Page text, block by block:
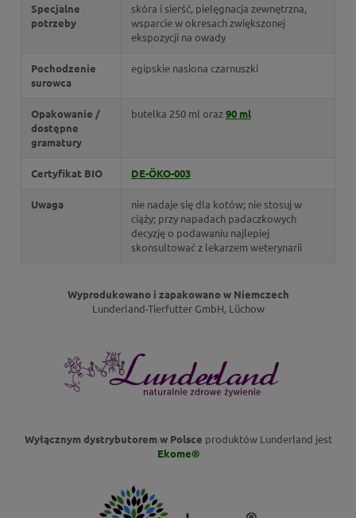
Specjalne
potrzeby
skóra i sierść, pielęgnacja zewnętrzna,
wsparcie w okresach zwiększonej
ekspozycji na owady
Pochodzenie
surowca
egipskie nasiona czarnuszki
Opakowanie /
dostępne
gramatury
butelka 250 ml oraz90 ml
Certyfikat BIO DE-ÖKO-003
Uwaga
nie nadaje się dla kotów; nie stosuj w
ciąży; przy napadach padaczkowych
decyzję o podawaniu najlepiej
skonsultować z lekarzem weterynarii
Wyprodukowano i zapakowano w Niemczech
Lunderland-Tierfutter GmbH, Lüchow
Wyłącznym dystrybutorem w Polsce produktów Lunderland jest
Ekome®